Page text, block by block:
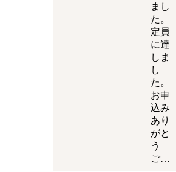
まし
た。
定員
に達
しま
し
た。
お申
込み
あり
がと
う
ご…